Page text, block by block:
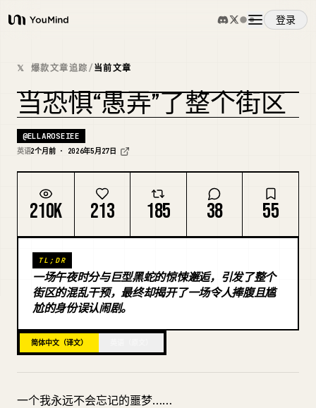
YouMind
登录
概览
使用案例
技能
提示词
下载
博客
𝕏 爆款文章追踪/当前文章
当恐惧“愚弄”了整个街区
@ELLAROSEIEE
英语2个月前 · 2026年5月27日
210K 213 185 38 55
TL;DR
一场午夜时分与巨型黑蛇的惊悚邂逅，引发了整个
街区的混乱干预，最终却揭开了一场令人捧腹且尴
尬的身份误认闹剧。
简体中文（译文）
一个我永远不会忘记的噩梦……